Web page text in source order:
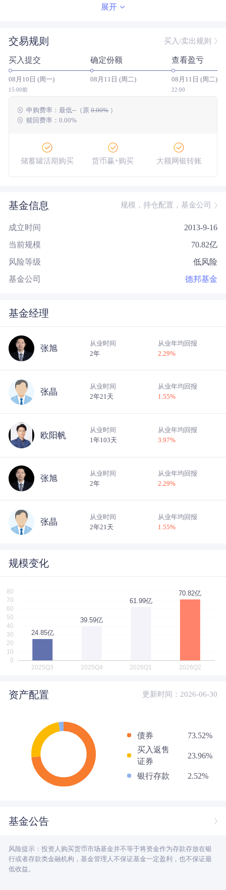
近三年 447/779
近五年 7.71% 8.70% 596/681
今年以来 338/942
成立以来 37.09%
展开
交易规则 买入/卖出规则
买入提交
08月10日 (周一)
15:00前
确定份额
08月11日 (周二)
查看盈亏
08月11日 (周二)
22:00
申购费率： 最低--（原 0.00%）
赎回费率：0.00%
储蓄罐活期购买 货币赢+购买 大额网银转账
基金信息 规模，持仓配置，基金公司
成立时间 2013-9-16
当前规模 70.82亿
风险等级 低风险
基金公司 德邦基金
基金经理
张旭
从业时间
2年
从业年均回报
2.29%
张晶
从业时间
2年21天
从业年均回报
1.55%
欧阳帆
从业时间
1年103天
从业年均回报
3.97%
张旭
从业时间
2年
从业年均回报
2.29%
张晶
从业时间
2年21天
从业年均回报
1.55%
规模变化
资产配置 更新时间：2026-06-30
债券
73.52%
买入返售
证券
23.96%
银行存款 2.52%
基金公告
风险提示：投资人购买货币市场基金并不等于将资金作为存款存放在银
行或者存款类金融机构，基金管理人不保证基金一定盈利，也不保证最
低收益。